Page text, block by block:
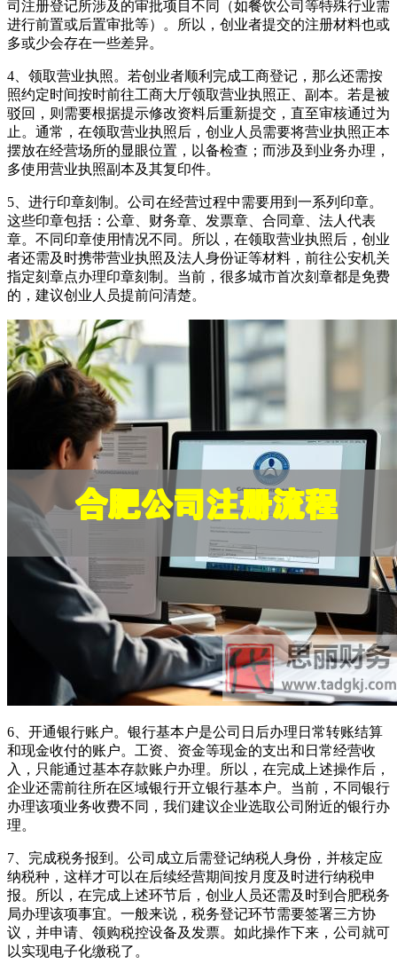
司注册登记所涉及的审批项目不同（如餐饮公司等特殊行业需
进行前置或后置审批等）。所以，创业者提交的注册材料也或
多或少会存在一些差异。
4、领取营业执照。若创业者顺利完成工商登记，那么还需按
照约定时间按时前往工商大厅领取营业执照正、副本。若是被
驳回，则需要根据提示修改资料后重新提交，直至审核通过为
止。通常，在领取营业执照后，创业人员需要将营业执照正本
摆放在经营场所的显眼位置，以备检查；而涉及到业务办理，
多使用营业执照副本及其复印件。
5、进行印章刻制。公司在经营过程中需要用到一系列印章。
这些印章包括：公章、财务章、发票章、合同章、法人代表
章。不同印章使用情况不同。所以，在领取营业执照后，创业
者还需及时携带营业执照及法人身份证等材料，前往公安机关
指定刻章点办理印章刻制。当前，很多城市首次刻章都是免费
的，建议创业人员提前问清楚。
6、开通银行账户。银行基本户是公司日后办理日常转账结算
和现金收付的账户。工资、资金等现金的支出和日常经营收
入，只能通过基本存款账户办理。所以，在完成上述操作后，
企业还需前往所在区域银行开立银行基本户。当前，不同银行
办理该项业务收费不同，我们建议企业选取公司附近的银行办
理。
7、完成税务报到。公司成立后需登记纳税人身份，并核定应
纳税种，这样才可以在后续经营期间按月度及时进行纳税申
报。所以，在完成上述环节后，创业人员还需及时到合肥税务
局办理该项事宜。一般来说，税务登记环节需要签署三方协
议，并申请、领购税控设备及发票。如此操作下来，公司就可
以实现电子化缴税了。